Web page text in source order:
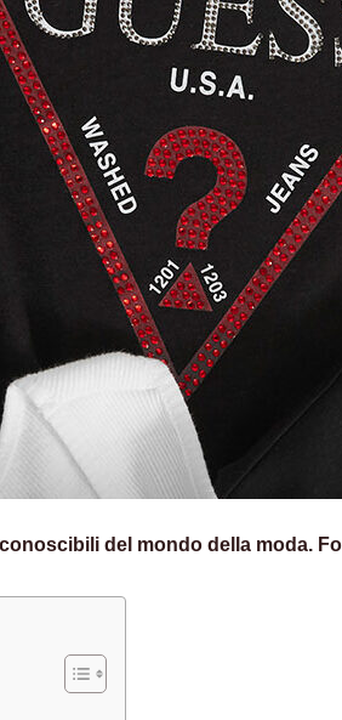
del mondo della moda.